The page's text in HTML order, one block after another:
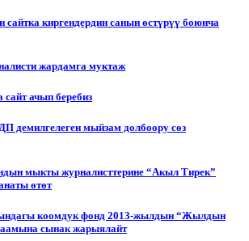
киргендердин санын өстүрүү боюнча
жардамга муктаж
ачып беребиз
демилгелеген мыйзам долбоору сөз
мыкты журналисттерине “Акыл Тирек”
өтөт
коомдук фонд 2013-жылдын “Жылдын
сынак жарыялайт